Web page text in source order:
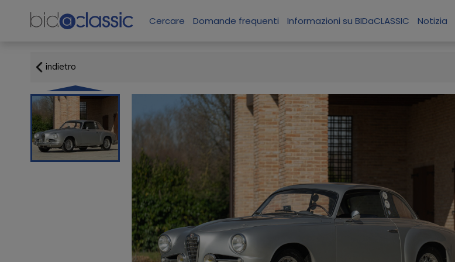
Cercare Domande frequenti Informazioni su BIDaCLASSIC Notizia
indietro